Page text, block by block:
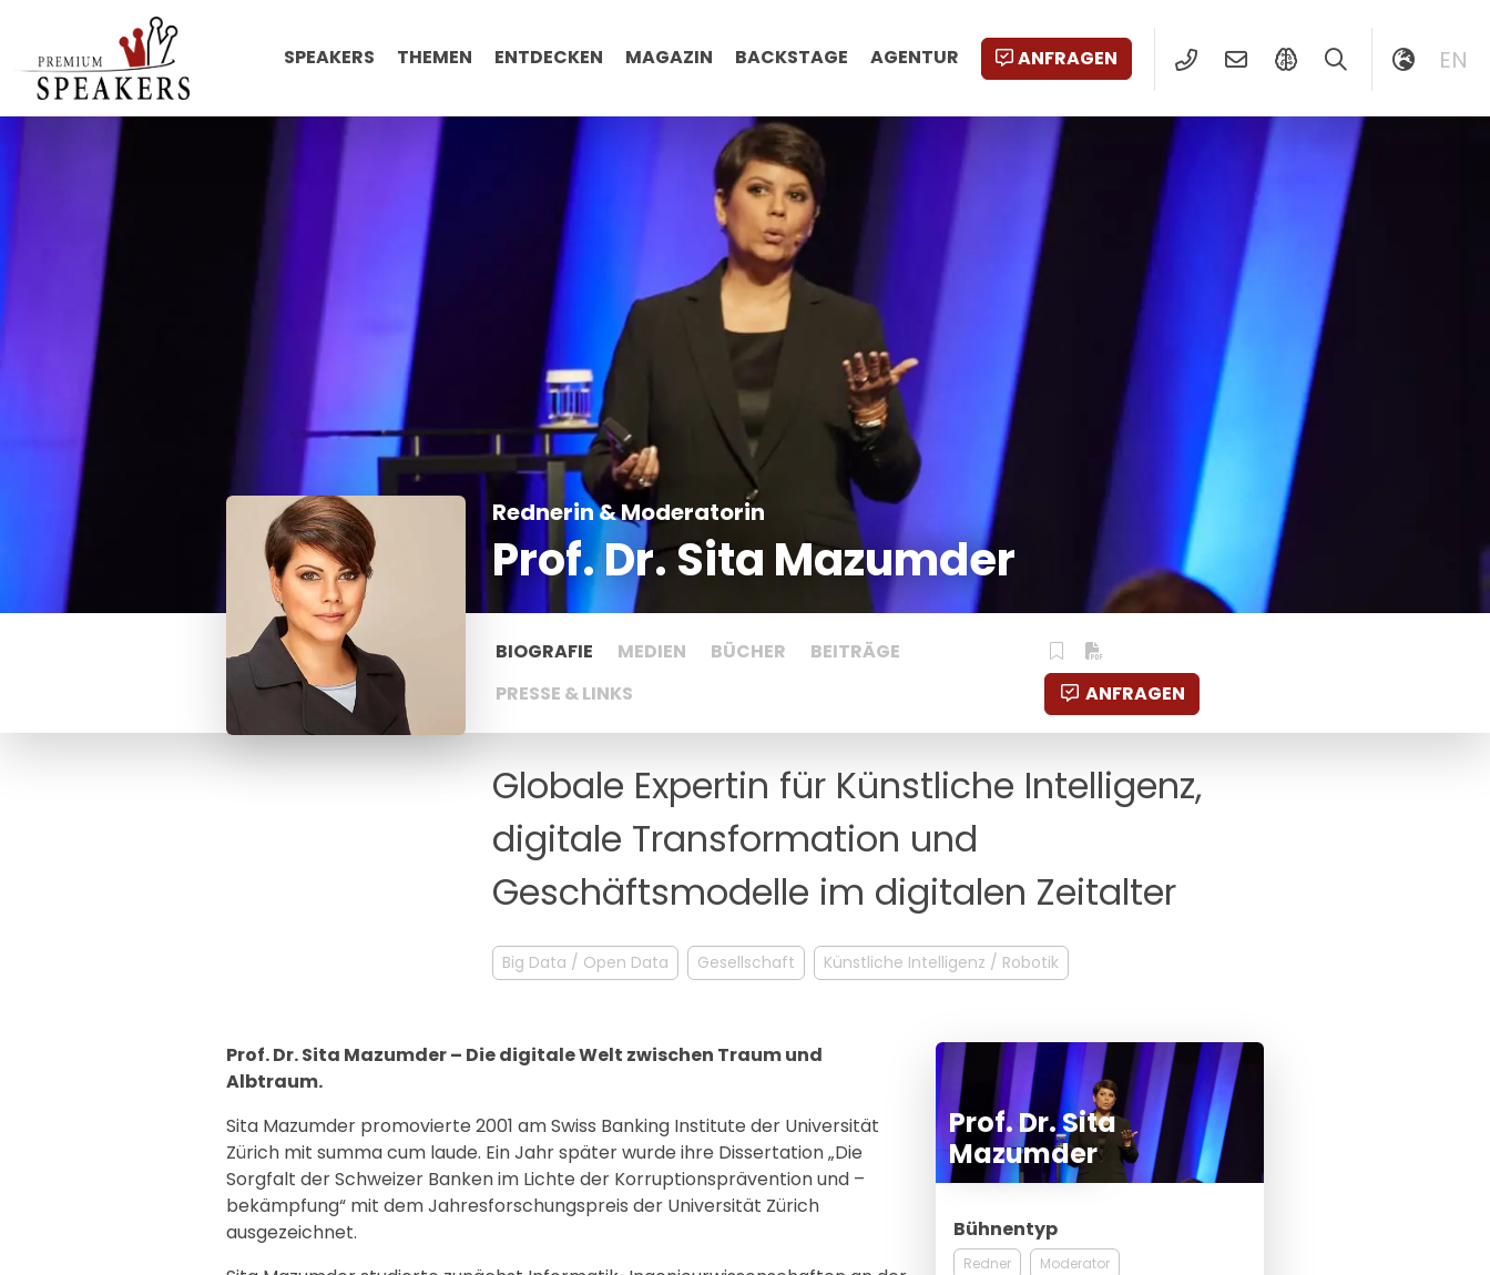
SPEAKERS THEMEN ENTDECKEN MAGAZIN BACKSTAGE AGENTUR ANFRAGEN EN
Rednerin & Moderatorin
Prof. Dr. Sita Mazumder
BIOGRAFIE MEDIEN BÜCHER
BEITRÄGE
PRESSE & LINKS
ANFRAGEN
Globale Expertin für Künstliche Intelligenz,
digitale Transformation und
Geschäftsmodelle im digitalen Zeitalter
Big Data / Open Data Gesellschaft Künstliche Intelligenz / Robotik
Prof. Dr. Sita Mazumder – Die digitale Welt zwischen Traum und
Albtraum.
Sita Mazumder promovierte 2001 am Swiss Banking Institute der Universität
Zürich mit summa cum laude. Ein Jahr später wurde ihre Dissertation „Die
Sorgfalt der Schweizer Banken im Lichte der Korruptionsprävention und –
bekämpfung“ mit dem Jahresforschungspreis der Universität Zürich
ausgezeichnet.
Prof. Dr. Sita
Mazumder
Bühnentyp
Redner Moderator